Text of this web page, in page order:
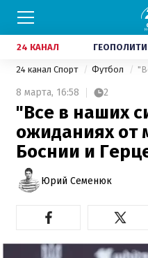
24 КАНАЛ
24 канал Спорт Футбол
8 марта, 16:58 2
"Все в наших
ожиданиях от
Боснии и
Юрий Семенюк